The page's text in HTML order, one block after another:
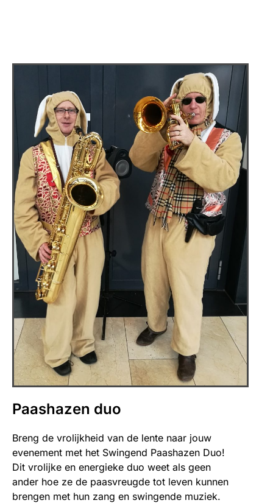
Paashazen duo
Breng de vrolijkheid van de lente naar jouw
evenement met het Swingend Paashazen Duo!
Dit vrolijke en energieke duo weet als geen
ander hoe ze de paasvreugde tot leven kunnen
brengen met hun zang en swingende muziek.